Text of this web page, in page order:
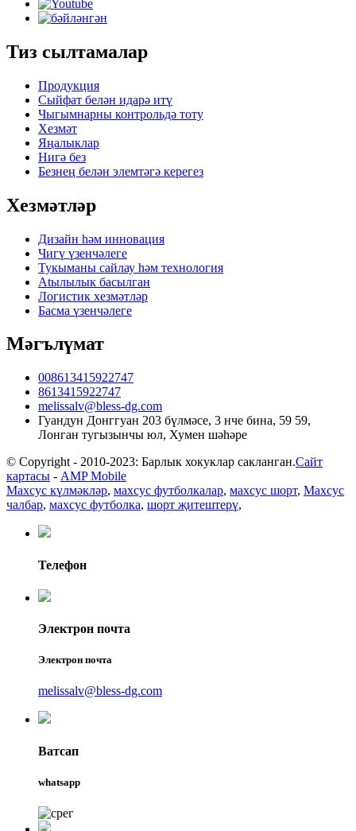
Тиз сылтамалар
Продукция
Сыйфат белән идарә итү
Чыгымнарны контрольдә тоту
Хезмәт
Яңалыклар
Нигә без
Безнең белән элемтәгә керегез
Хезмәтләр
Дизайн һәм инновация
Чигү үзенчәлеге
Тукыманы сайлау һәм технология
Atылылык басылган
Логистик хезмәтләр
Басма үзенчәлеге
Мәгълүмат
008613415922747
8613415922747
melissalv@bless-dg.com
Гуандун Донггуан 203 бүлмәсе, 3 нче бина, 59 59,
Лонган тугызынчы юл, Хумен шәһәре
© Copyright - 2010-2023: Барлык хокуклар сакланган.Сайт
картасы - AMP Mobile
Махсус күлмәкләр, махсус футболкалар, махсус шорт, Махсус
чалбар, махсус футболка, шорт җитештерү,
Телефон
Электрон почта
Электрон почта
melissalv@bless-dg.com
Ватсап
whatsapp